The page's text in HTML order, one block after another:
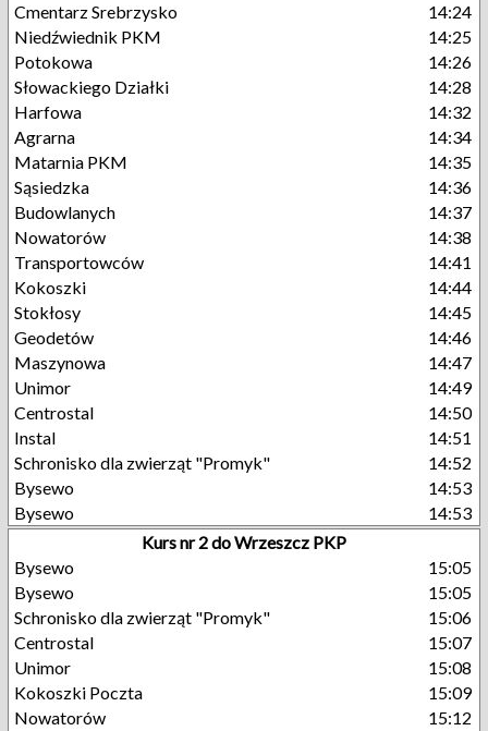
Cmentarz Srebrzysko
14:24
Niedźwiednik PKM
14:25
Potokowa
14:26
Słowackiego Działki
14:28
Harfowa
14:32
Agrarna
14:34
Matarnia PKM
14:35
Sąsiedzka
14:36
Budowlanych
14:37
Nowatorów
14:38
Transportowców
14:41
Kokoszki
14:44
Stokłosy
14:45
Geodetów
14:46
Maszynowa
14:47
Unimor
14:49
Centrostal
14:50
Instal
14:51
Schronisko dla zwierząt "Promyk"
14:52
Bysewo
14:53
Bysewo
14:53
Kurs nr 2 do Wrzeszcz PKP
Bysewo
15:05
Bysewo
15:05
Schronisko dla zwierząt "Promyk"
15:06
Centrostal
15:07
Unimor
15:08
Kokoszki Poczta
15:09
Nowatorów
15:12